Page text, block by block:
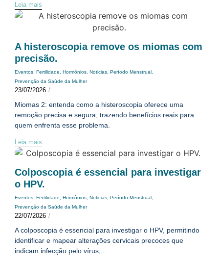
Leia mais
A histeroscopia remove os miomas com
precisão.
Eventos, Fertilidade, Hormônios, Noticias, Período Menstrual,
Prevenção da Saúde da Mulher
23/07/2026 /
Miomas 2: entenda como a histeroscopia oferece uma
remoção precisa e segura, trazendo benefícios reais para
quem enfrenta esse problema.
Leia mais
Colposcopia é essencial para investigar
o HPV.
Eventos, Fertilidade, Hormônios, Noticias, Período Menstrual,
Prevenção da Saúde da Mulher
22/07/2026 /
A colposcopia é essencial para investigar o HPV, permitindo
identificar e mapear alterações cervicais precoces que
indicam infecção pelo vírus,...